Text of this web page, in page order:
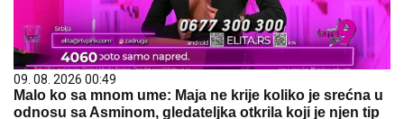
09. 08. 2026 00:49
Malo ko sa mnom ume: Maja ne krije koliko je srećna u
odnosu sa Asminom, gledateljka otkrila koji je njen tip